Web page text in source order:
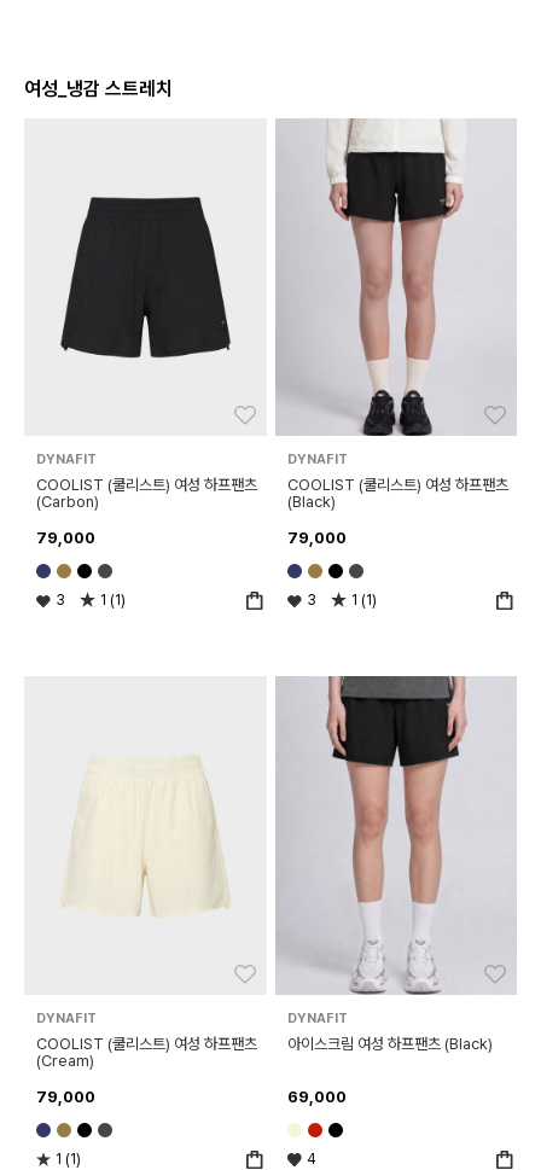
여성_냉감 스트레치
DYNAFIT
COOLIST (쿨리스트) 여성 하프팬츠
(Carbon)
79,000
3 1 (1)
DYNAFIT
COOLIST (쿨리스트) 여성 하프팬츠
(Black)
79,000
3 1 (1)
DYNAFIT
COOLIST (쿨리스트) 여성 하프팬츠
(Cream)
79,000
1 (1)
DYNAFIT
아이스크림 여성 하프팬츠 (Black)
69,000
4